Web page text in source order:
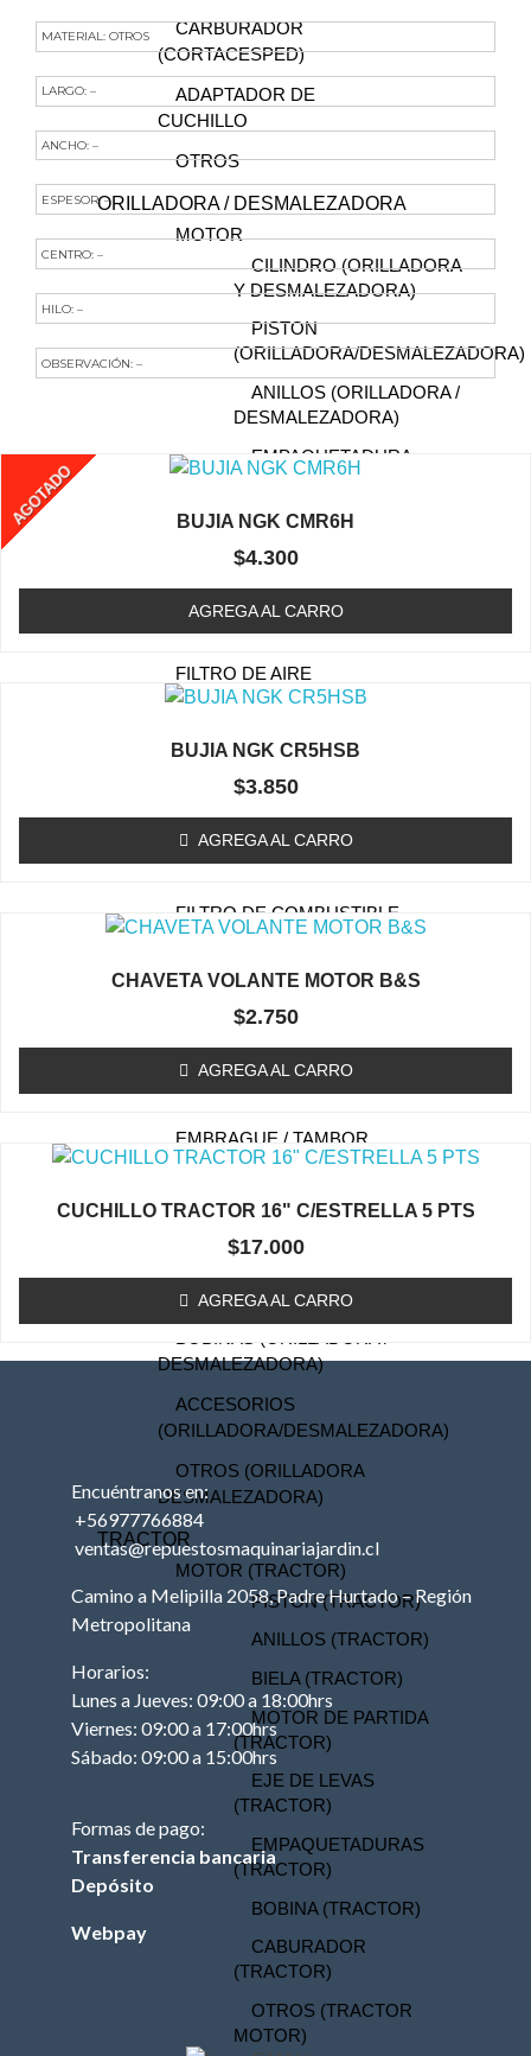
CARBURADOR
(CORTACESPED)
ADAPTADOR DE
CUCHILLO
OTROS
ORILLADORA / DESMALEZADORA
MOTOR
CILINDRO (ORILLADORA
Y DESMALEZADORA)
PISTON
(ORILLADORA/DESMALEZADORA)
ANILLOS (ORILLADORA /
DESMALEZADORA)
EMPAQUETADURA
(ORILLADORA Y
DESMALEZADORA)
FILTRO DE AIRE
(ORILLADORA /
DESMALEZADORA)
CABEZAL (TRIMMER)
FILTRO DE COMBUSTIBLE
(ORILLADORA /
TAPA DE ARRANQUE
(ORILLADORA/DESMALEZADORA)
ESTANQUE DE
COMBUSTIBLE
EMBRAGUE / TAMBOR
(ORILLADORA/DESMALEZADORA)
CARBURADOR
CARBURADOR
DESMALEZADORA)
ACCESORIOS
(ORILLADORA/DESMALEZADORA)
OTROS (ORILLADORA
DESMALEZADORA)
TRACTOR
MOTOR (TRACTOR)
PISTON (TRACTOR)
ANILLOS (TRACTOR)
BIELA (TRACTOR)
MOTOR DE PARTIDA
(TRACTOR)
EJE DE LEVAS
(TRACTOR)
EMPAQUETADURAS
(TRACTOR)
BOBINA (TRACTOR)
CABURADOR
(TRACTOR)
OTROS (TRACTOR
MOTOR)
MATERIAL: OTROS
LARGO: –
ANCHO: –
ESPESOR: –
CENTRO: –
HILO: –
OBSERVACIÓN: –
Te Podría Interesar
BUJIA NGK CMR6H
AGOTADO
$4.300
AGREGA AL CARRO
BUJIA NGK CR5HSB
$3.850
AGREGA AL CARRO
CHAVETA VOLANTE MOTOR B&S
$2.750
AGREGA AL CARRO
CUCHILLO TRACTOR 16" C/ESTRELLA 5 PTS
$17.000
AGREGA AL CARRO
Encuéntranos en:
+56977766884
ventas@repuestosmaquinariajardin.cl
Camino a Melipilla 2058, Padre Hurtado – Región
Metropolitana
Horarios:
Lunes a Jueves: 09:00 a 18:00hrs
Viernes: 09:00 a 17:00hrs
Sábado: 09:00 a 15:00hrs
Formas de pago:
Transferencia bancaria
Depósito
Webpay